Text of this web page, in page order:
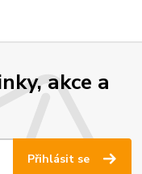
akce a
Přihlásit se